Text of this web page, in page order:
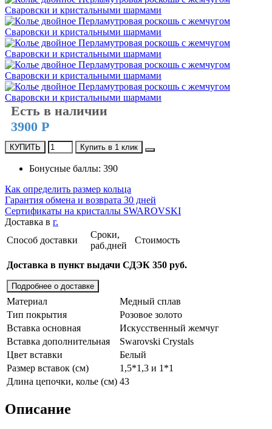
Есть в наличии
3900 Р
КУПИТЬ Купить в 1 клик
Бонусные баллы: 390
Как определить размер кольца
Гарантия обмена и возврата 30 дней
Сертификаты на кристаллы SWAROVSKI
Доставка в г.
Способ доставки
Сроки,
раб.дней
Стоимость
Доставка в пункт выдачи СДЭК 350 руб.
Подробнее о доставке
Материал
Медный сплав
Тип покрытия
Розовое золото
Вставка основная
Искусственный жемчуг
Вставка дополнительная
Swarovski Crystals
Цвет вставки
Белый
Размер вставок (см)
1,5*1,3 и 1*1
Длина цепочки, колье (см) 43
Описание